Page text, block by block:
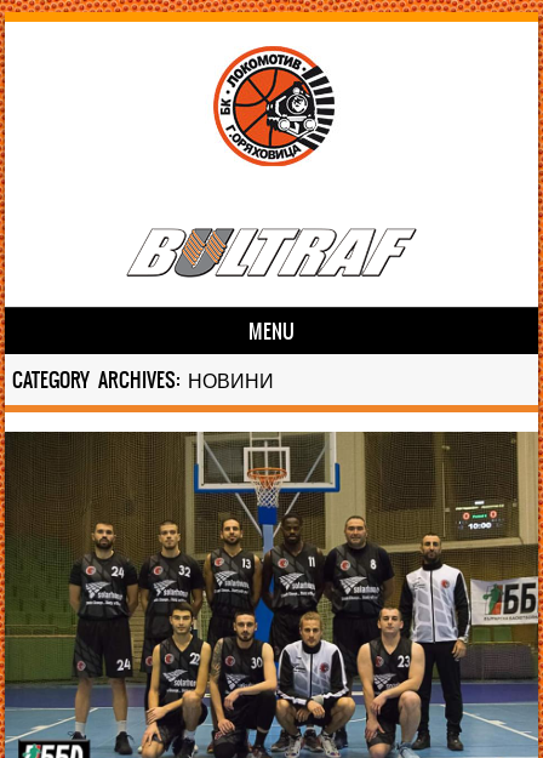
MENU
Skip to content
CATEGORY ARCHIVES: НОВИНИ